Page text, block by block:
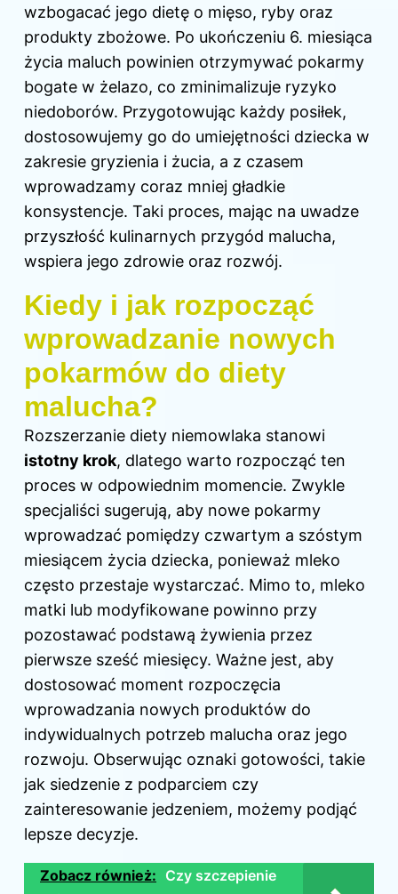
wzbogacać jego dietę o mięso, ryby oraz
produkty zbożowe. Po ukończeniu 6. miesiąca
życia maluch powinien otrzymywać pokarmy
bogate w żelazo, co zminimalizuje ryzyko
niedoborów. Przygotowując każdy posiłek,
dostosowujemy go do umiejętności dziecka w
zakresie gryzienia i żucia, a z czasem
wprowadzamy coraz mniej gładkie
konsystencje. Taki proces, mając na uwadze
przyszłość kulinarnych przygód malucha,
wspiera jego zdrowie oraz rozwój.
Kiedy i jak rozpocząć
wprowadzanie nowych
pokarmów do diety
malucha?
Rozszerzanie diety niemowlaka stanowi
istotny krok, dlatego warto rozpocząć ten
proces w odpowiednim momencie. Zwykle
specjaliści sugerują, aby nowe pokarmy
wprowadzać pomiędzy czwartym a szóstym
miesiącem życia dziecka, ponieważ mleko
często przestaje wystarczać. Mimo to, mleko
matki lub modyfikowane powinno przy
pozostawać podstawą żywienia przez
pierwsze sześć miesięcy. Ważne jest, aby
dostosować moment rozpoczęcia
wprowadzania nowych produktów do
indywidualnych potrzeb malucha oraz jego
rozwoju. Obserwując oznaki gotowości, takie
jak siedzenie z podparciem czy
zainteresowanie jedzeniem, możemy podjąć
lepsze decyzje.
Zobacz również: Czy szczepienie